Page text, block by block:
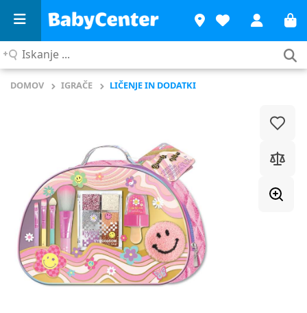
Iskanje
DOMOV IGRAČE LIČENJE IN DODATKI